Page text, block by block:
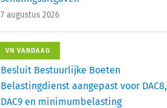
7 augustus 2026
VN VANDAAG
Besluit Bestuurlijke Boeten
Belastingdienst aangepast voor DAC8,
DAC9 en minimumbelasting